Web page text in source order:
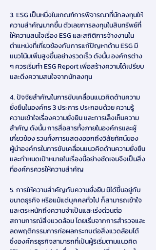
3. ESG เป็นหนึ่งในเกณฑ์การพิจารณาที่นักลงทุนให้
ความสำคัญมากขึ้น ตัวเลขการลงทุนในสินทรัพย์ที่
ให้ความสนใจเรื่อง ESG และสถิติการจ้างงานใน
ตำแหน่งที่เกี่ยวข้องกับการแก้ปัญหาด้าน ESG มี
แนวโน้มเพิ่มสูงขึ้นอย่างรวดเร็ว ดังนั้น องค์กรต่าง
ๆ ควรเริ่มทำ ESG Report เพื่อสร้างความได้เปรียบ
และดึงความสนใจจากนักลงทุน
4. ปัจจัยสำคัญในการขับเคลื่อนแนวคิดด้านความ
ยั่งยืนในองค์กร 3 ประการ ประกอบด้วย ความรู้
ความเข้าใจเรื่องความยั่งยืน และการเล็งเห็นความ
สำคัญ ดังนั้น การสื่อสารทั้งภายในองค์กรและผู้
เกี่ยวข้อง รวมทั้งการแสดงออกถึงวิสัยทัศน์ของ
ผู้นำองค์กรในการขับเคลื่อนแนวคิดด้านความยั่งยืน
และกำหนดเป้าหมายในเรื่องนี้อย่างชัดเจนจึงเป็นสิ่ง
ที่องค์กรควรให้ความสำคัญ
5. การให้ความสำคัญกับความยั่งยืน มิได้ขึ้นอยู่กับ
ขนาดธุรกิจ หรือแม้แต่บุคคลทั่วไป ก็สามารถเข้าใจ
และตระหนักถึงความจำเป็นและเร่งด่วนต่อ
สถานการณ์สิ่งแวดล้อม โดยเริ่มจากการสำรวจและ
ลดพฤติกรรมการก่อผลกระทบต่อสิ่งแวดล้อมได้
ซึ่งองค์กรธุรกิจสามารถที่เป็นผู้ริเริ่มตามแนวคิด